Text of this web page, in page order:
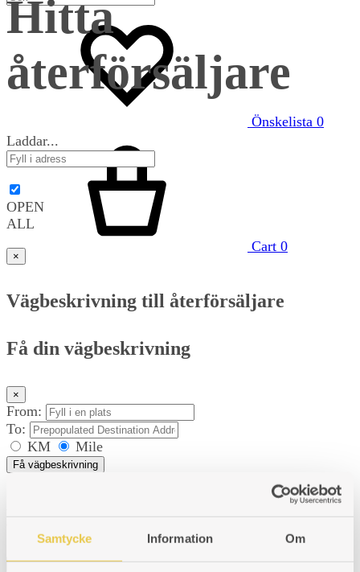
Samtycke Information Om
Önskelista 0
Cart 0
Hitta
återförsäljare
Laddar...
OPEN
ALL
×
Vägbeskrivning till återförsäljare
Få din vägbeskrivning
×
From:
To:
KM
Mile
Få vägbeskrivning
Använd min position för att hitta den närmaste
återförsäljaren.
×